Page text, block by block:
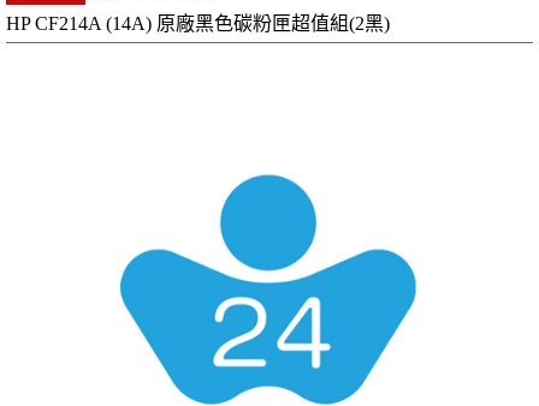
HP CF214A (14A) 原廠黑色碳粉匣超值組(2黑)